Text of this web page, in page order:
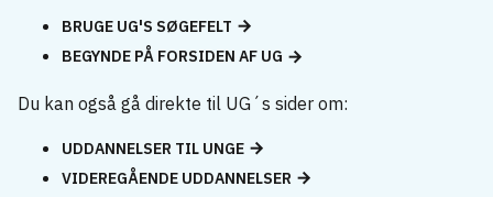
BRUGE UG'S SØGEFELT
BEGYNDE PÅ FORSIDEN AF UG
Du kan også gå direkte til UG´s sider om:
UDDANNELSER TIL UNGE
VIDEREGÅENDE UDDANNELSER